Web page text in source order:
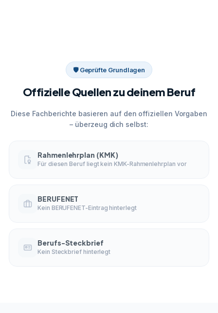
🛡 Geprüfte Grundlagen
Offizielle Quellen zu deinem Beruf
Diese Fachberichte basieren auf den offiziellen Vorgaben
– überzeug dich selbst:
Rahmenlehrplan (KMK)
Für diesen Beruf liegt kein KMK-Rahmenlehrplan vor
BERUFENET
Kein BERUFENET-Eintrag hinterlegt
Berufs-Steckbrief
Kein Steckbrief hinterlegt